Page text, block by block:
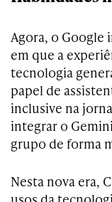
Agora, o Google
em que a
tecnologia
papel de
inclusive na
integrar o
grupo de forma
Nesta nova era,